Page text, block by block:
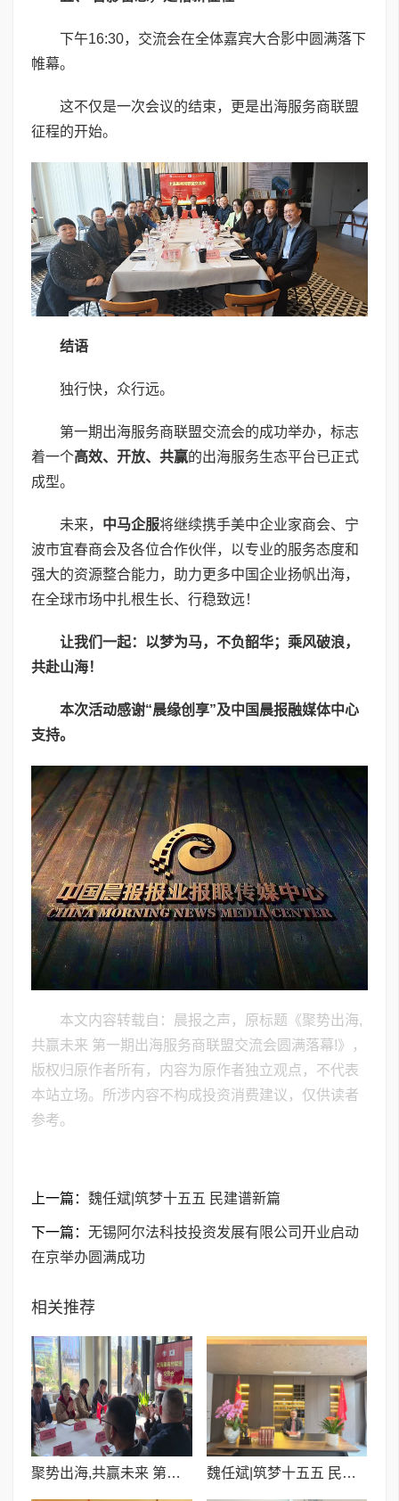
下午16:30，交流会在全体嘉宾大合影中圆满落下
帷幕。
这不仅是一次会议的结束，更是出海服务商联盟
征程的开始。
结语
独行快，众行远。
第一期出海服务商联盟交流会的成功举办，标志
着一个高效、开放、共赢的出海服务生态平台已正式
成型。
未来， 中马企服将继续携手美中企业家商会、宁
波市宜春商会及各位合作伙伴，以专业的服务态度和
强大的资源整合能力，助力更多中国企业扬帆出海，
在全球市场中扎根生长、行稳致远！
让我们一起：以梦为马，不负韶华；乘风破浪，
共赴山海！
本次活动感谢“晨缘创享”及中国晨报融媒体中心
支持。
本文内容转载自：晨报之声，原标题《聚势出海,
共赢未来 第一期出海服务商联盟交流会圆满落幕!》，
版权归原作者所有，内容为原作者独立观点，不代表
本站立场。所涉内容不构成投资消费建议，仅供读者
参考。
上一篇： ​魏任斌|筑梦十五五 民建谱新篇
下一篇： 无锡阿尔法科技投资发展有限公司开业启动
在京举办圆满成功
相关推荐
聚势出海,共赢未来 第一期出海服务商联盟交流会圆满落幕! ​魏任斌|筑梦十五五 民建谱新篇